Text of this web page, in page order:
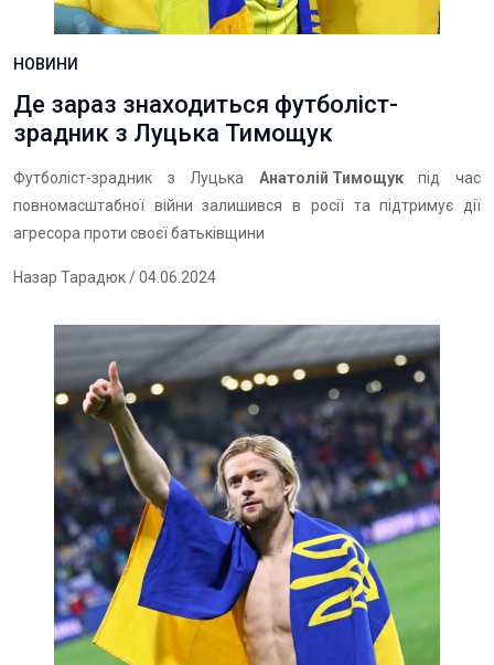
НОВИНИ
Де зараз знаходиться футболіст-
зрадник з Луцька Тимощук
Футболіст-зрадник з Луцька Анатолій Тимощукпід час
повномасштабної війни залишився в росії та підтримує дії
агресора проти своєї батьківщини
Назар Тарадюк/ 04.06.2024